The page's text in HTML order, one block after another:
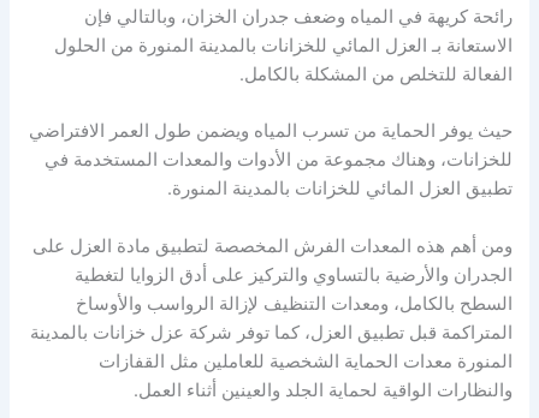
رائحة كريهة في المياه وضعف جدران الخزان، وبالتالي فإن
الاستعانة بـ العزل المائي للخزانات بالمدينة المنورة من الحلول
الفعالة للتخلص من المشكلة بالكامل.
حيث يوفر الحماية من تسرب المياه ويضمن طول العمر الافتراضي
للخزانات، وهناك مجموعة من الأدوات والمعدات المستخدمة في
تطبيق العزل المائي للخزانات بالمدينة المنورة.
ومن أهم هذه المعدات الفرش المخصصة لتطبيق مادة العزل على
الجدران والأرضية بالتساوي والتركيز على أدق الزوايا لتغطية
السطح بالكامل، ومعدات التنظيف لإزالة الرواسب والأوساخ
المتراكمة قبل تطبيق العزل، كما توفر شركة عزل خزانات بالمدينة
المنورة معدات الحماية الشخصية للعاملين مثل القفازات
والنظارات الواقية لحماية الجلد والعينين أثناء العمل.